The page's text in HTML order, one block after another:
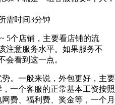
需时间3分钟
个店铺，主要看店铺的流
注意服务水平。如果服务不
会看到这一点。
。一般来说，外包更好，主要
一个客服的正常基本工资按照
费、福利费、奖金等，一个月